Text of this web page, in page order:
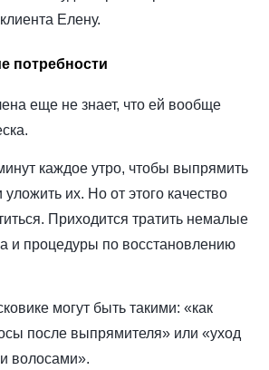
Елену.
потребности
еще не знает, что ей вообще
каждое утро, чтобы выпрямить
их. Но от этого качество
Приходится тратить немалые
и процедуры по восстановлению
могут быть такими: «как
после выпрямителя» или «уход
волосами».